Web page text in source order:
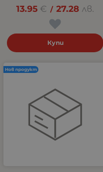
13.95 € / 27.28 лв.
Купи
Нов продукт